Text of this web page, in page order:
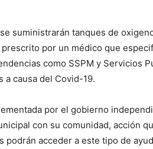
suministrarán tanques de
prescrito por un médico que
como SSPM y Servicios
a causa del Covid-19.
por el gobierno
con su comunidad, acción
podrán acceder a este tipo de